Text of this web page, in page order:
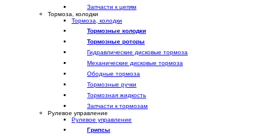
Запчасти к цепям
Тормоза, колодки
Тормоза, колодки
Тормозные колодки
Тормозные роторы
Гидравлические дисковые тормоза
Механические дисковые тормоза
Ободные тормоза
Тормозные ручки
Тормозная жидкость
Запчасти к тормозам
Рулевое управление
Рулевое управление
Грипсы